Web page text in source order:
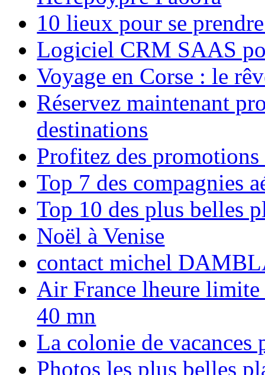
10 lieux pour se
Logiciel CRM SAAS
Voyage en Corse : le
Réservez maintenant
destinations
Profitez des
Top 7 des compagnies
Top 10 des plus belles
Noël à Venise
contact michel
Air France lheure limite
40 mn
La colonie de vacances
Photos les plus belles